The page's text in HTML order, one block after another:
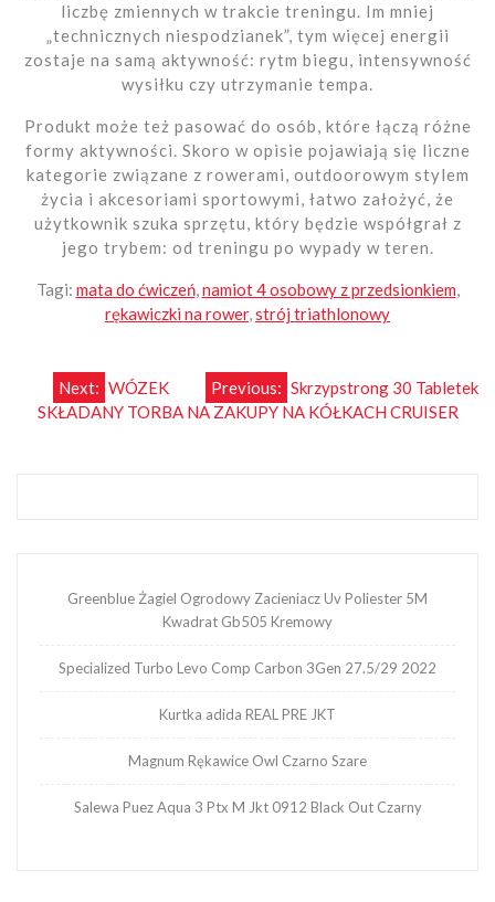
liczbę zmiennych w trakcie treningu. Im mniej
„technicznych niespodzianek”, tym więcej energii
zostaje na samą aktywność: rytm biegu, intensywność
wysiłku czy utrzymanie tempa.
Produkt może też pasować do osób, które łączą różne
formy aktywności. Skoro w opisie pojawiają się liczne
kategorie związane z rowerami, outdoorowym stylem
życia i akcesoriami sportowymi, łatwo założyć, że
użytkownik szuka sprzętu, który będzie współgrał z
jego trybem: od treningu po wypady w teren.
Tagi: mata do ćwiczeń,namiot 4 osobowy z przedsionkiem,
rękawiczki na rower,strój triathlonowy
Nawigacja
Previous: Skrzypstrong 30 Tabletek
Next: WÓZEK
SKŁADANY TORBA NA ZAKUPY NA KÓŁKACH CRUISER
Greenblue Żagiel Ogrodowy Zacieniacz Uv Poliester 5M
Kwadrat Gb505 Kremowy
Specialized Turbo Levo Comp Carbon 3Gen 27.5/29 2022
Kurtka adida REAL PRE JKT
Magnum Rękawice Owl Czarno Szare
Salewa Puez Aqua 3 Ptx M Jkt 0912 Black Out Czarny